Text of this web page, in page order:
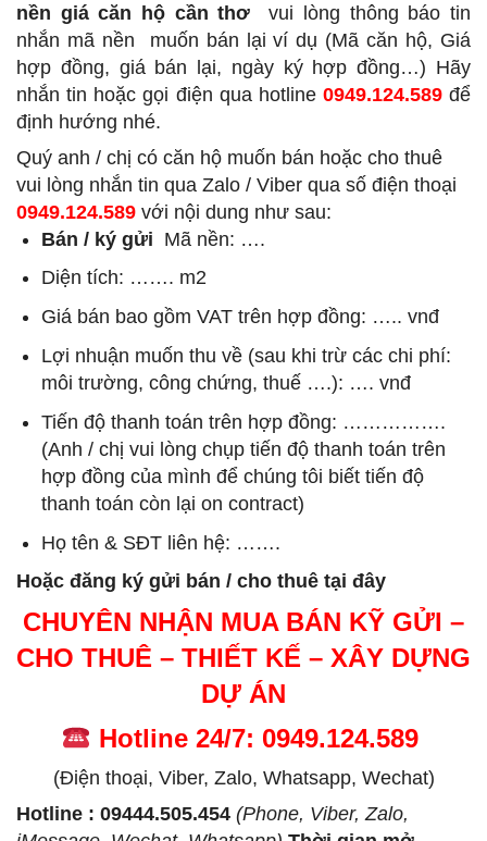
nền giá căn hộ cần thơ vui lòng thông báo tin
nhắn mã nền
muốn bán lại ví dụ (Mã căn hộ, Giá
hợp đồng, giá bán lại, ngày ký hợp đồng…) Hãy
nhắn tin hoặc gọi điện qua hotline 0949.124.589để
định hướng nhé.
Quý anh / chị có căn hộ muốn bán hoặc cho thuê
vui lòng nhắn tin qua Zalo / Viber qua số điện thoại
0949.124.589 với nội dung như sau:
Bán / ký gửi Mã nền: ….
Diện tích: ……. m2
Giá bán bao gồm VAT trên hợp đồng: ….. vnđ
Lợi nhuận muốn thu về (sau khi trừ các chi phí:
môi trường, công chứng, thuế ….): …. vnđ
Tiến độ thanh toán trên hợp đồng: …………….
(Anh / chị vui lòng chụp tiến độ thanh toán trên
hợp đồng của mình để chúng tôi biết tiến độ
thanh toán còn lại on contract)
Họ tên & SĐT liên hệ: …….
Hoặc đăng ký gửi bán / cho thuê tại đây
CHUYÊN NHẬN MUA BÁN KỸ GỬI –
CHO THUÊ – THIẾT KẾ – XÂY DỰNG
DỰ ÁN
Hotline 24/7: 0949.124.589
(Điện thoại, Viber, Zalo, Whatsapp, Wechat)
Hotline : 09444.505.454 (Phone, Viber, Zalo,